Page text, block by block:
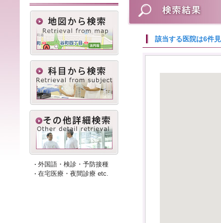
該当する医院は6件
外国語・検診・予防接種
在宅医療・夜間診療 etc.